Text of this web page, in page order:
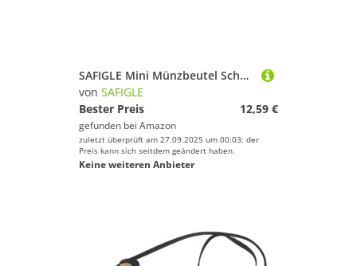
SAFIGLE Mini Münzbeutel Schwarz Ultradünner Katzen Geldbeutel mit Münzfach Leichte Kleine Geldbörse für Münzen Schlüssel und Karten Praktisches Portemonnaie für Alltag und Shopping
von SAFIGLE
Bester Preis
12,59 €
gefunden bei Amazon
zuletzt überprüft am 27.09.2025 um 00:03; der
Preis kann sich seitdem geändert haben.
Keine weiteren Anbieter